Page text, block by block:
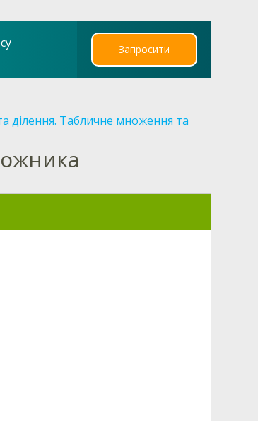
Запросити
ділення. Табличне множення та